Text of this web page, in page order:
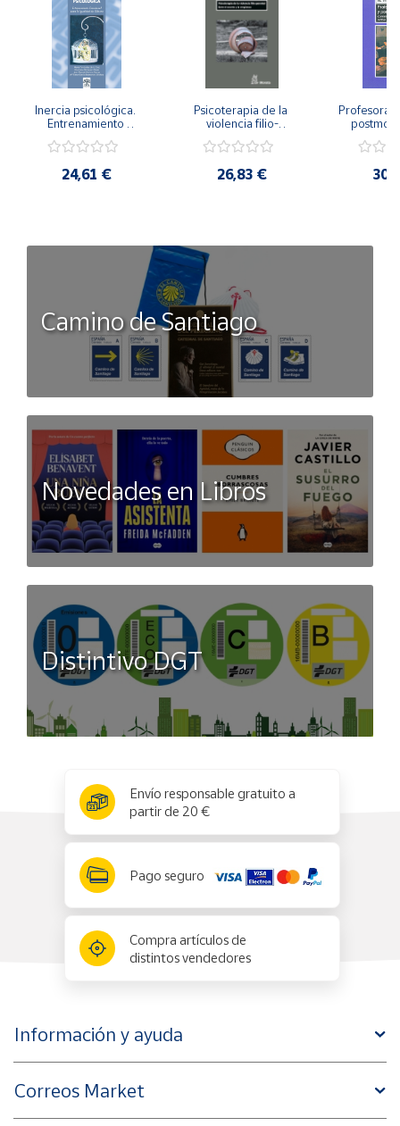
Inercia psicológica.
Entrenamiento
Igualdad de Género.
24,61 €
Psicoterapia de la
violencia filio-
secreto y la
26,83 €
Camino de Santiago
Novedades en Libros
Distintivo DGT
Envío responsable gratuito a
partir de 20 €
Pago seguro
Compra artículos de
distintos vendedores
Información y ayuda
Correos Market